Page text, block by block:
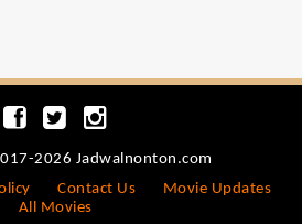
2026 Jadwalnonton.com
Contact Us
Movie Updates
All Movies